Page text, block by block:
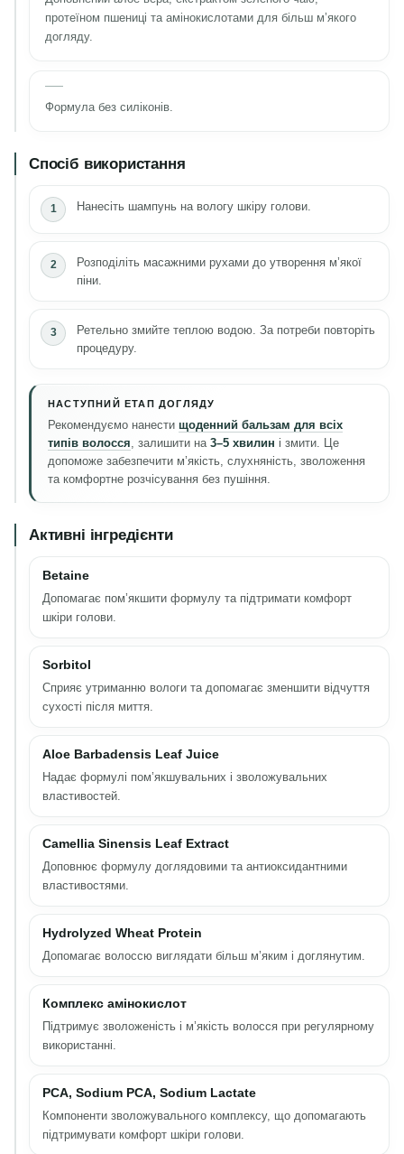
протеїном пшениці та амінокислотами для більш м’якого
догляду.
Формула без силіконів.
Спосіб використання
Нанесіть шампунь на вологу шкіру голови.
Розподіліть масажними рухами до утворення м’якої
піни.
Ретельно змийте теплою водою. За потреби повторіть
процедуру.
НАСТУПНИЙ ЕТАП ДОГЛЯДУ
Рекомендуємо нанести щоденний бальзам для всіх
типів волосся , залишити на 3–5 хвилин і змити. Це
допоможе забезпечити м’якість, слухняність, зволоження
та комфортне розчісування без пушіння.
Активні інгредієнти
Betaine
Допомагає пом’якшити формулу та підтримати комфорт
шкіри голови.
Sorbitol
Сприяє утриманню вологи та допомагає зменшити відчуття
сухості після миття.
Aloe Barbadensis Leaf Juice
Надає формулі пом’якшувальних і зволожувальних
властивостей.
Camellia Sinensis Leaf Extract
Доповнює формулу доглядовими та антиоксидантними
властивостями.
Hydrolyzed Wheat Protein
Допомагає волоссю виглядати більш м’яким і доглянутим.
Комплекс амінокислот
Підтримує зволоженість і м’якість волосся при регулярному
використанні.
PCA, Sodium PCA, Sodium Lactate
Компоненти зволожувального комплексу, що допомагають
підтримувати комфорт шкіри голови.